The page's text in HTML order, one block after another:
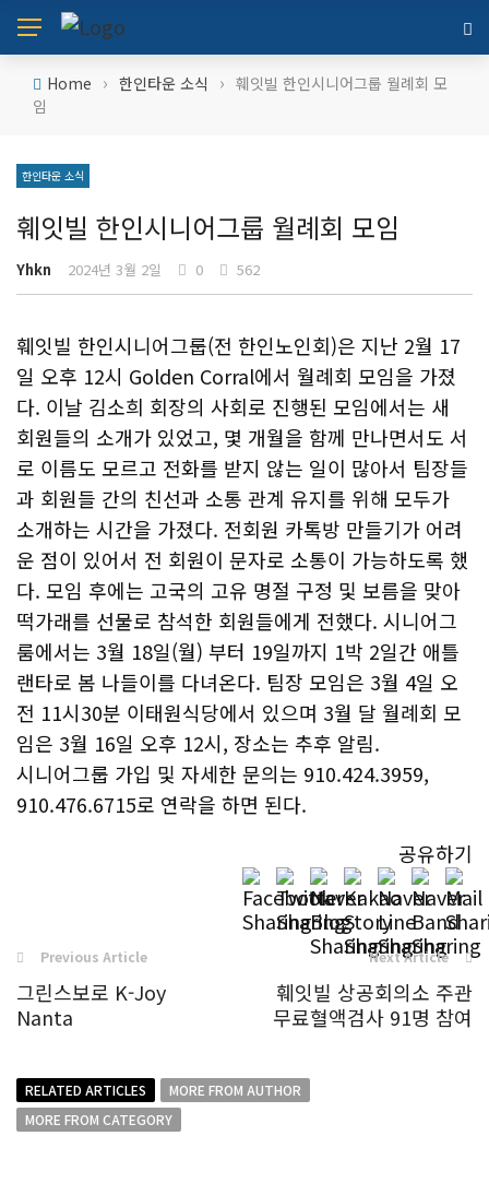
Home › 한인타운 소식 › 훼잇빌 한인시니어그룹 월례회 모
임
한인타운 소식
훼잇빌 한인시니어그룹 월례회 모임
Yhkn 2024년 3월 2일 0 562
훼잇빌 한인시니어그룹(전 한인노인회)은 지난 2월 17
일 오후 12시 Golden Corral에서 월례회 모임을 가졌
다. 이날 김소희 회장의 사회로 진행된 모임에서는 새
회원들의 소개가 있었고, 몇 개월을 함께 만나면서도 서
로 이름도 모르고 전화를 받지 않는 일이 많아서 팀장들
과 회원들 간의 친선과 소통 관계 유지를 위해 모두가
소개하는 시간을 가졌다. 전회원 카톡방 만들기가 어려
운 점이 있어서 전 회원이 문자로 소통이 가능하도록 했
다. 모임 후에는 고국의 고유 명절 구정 및 보름을 맞아
떡가래를 선물로 참석한 회원들에게 전했다. 시니어그
룸에서는 3월 18일(월) 부터 19일까지 1박 2일간 애틀
랜타로 봄 나들이를 다녀온다. 팀장 모임은 3월 4일 오
전 11시30분 이태원식당에서 있으며 3월 달 월례회 모
임은 3월 16일 오후 12시, 장소는 추후 알림.
시니어그룹 가입 및 자세한 문의는 910.424.3959,
910.476.6715로 연락을 하면 된다.
공유하기
Previous Article
그린스보로 K-Joy
Nanta
Next Article
훼잇빌 상공회의소 주관
무료혈액검사 91명 참여
RELATED ARTICLES
MORE FROM AUTHOR
MORE FROM CATEGORY